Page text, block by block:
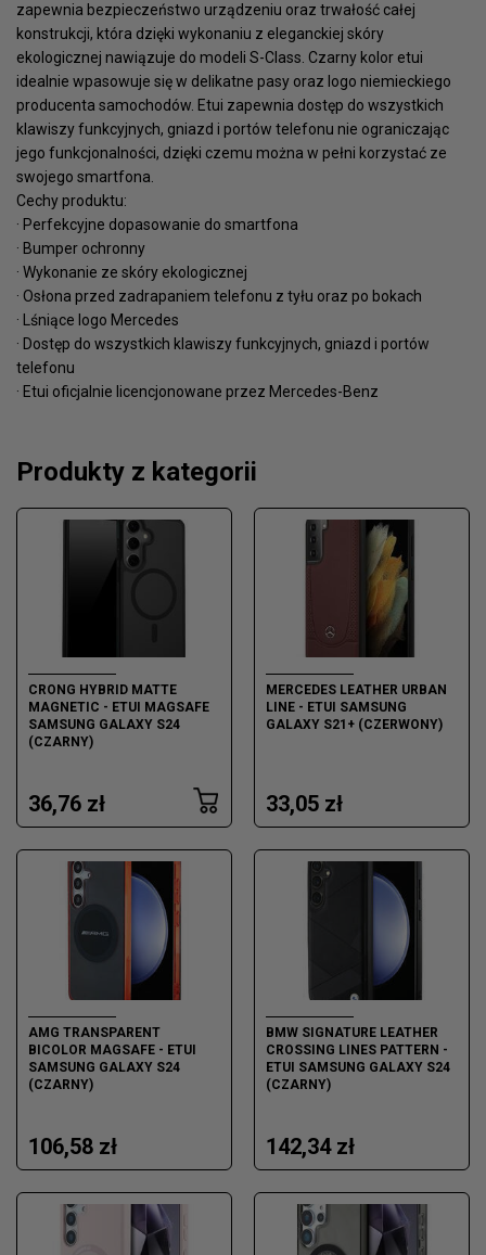
zapewnia bezpieczeństwo urządzeniu oraz trwałość całej
konstrukcji, która dzięki wykonaniu z eleganckiej skóry
ekologicznej nawiązuje do modeli S-Class. Czarny kolor etui
idealnie wpasowuje się w delikatne pasy oraz logo niemieckiego
producenta samochodów. Etui zapewnia dostęp do wszystkich
klawiszy funkcyjnych, gniazd i portów telefonu nie ograniczając
jego funkcjonalności, dzięki czemu można w pełni korzystać ze
swojego smartfona.
Cechy produktu:
· Perfekcyjne dopasowanie do smartfona
· Bumper ochronny
· Wykonanie ze skóry ekologicznej
· Osłona przed zadrapaniem telefonu z tyłu oraz po bokach
· Lśniące logo Mercedes
· Dostęp do wszystkich klawiszy funkcyjnych, gniazd i portów
telefonu
· Etui oficjalnie licencjonowane przez Mercedes-Benz
Produkty z kategorii
CRONG HYBRID MATTE
MAGNETIC - ETUI MAGSAFE
SAMSUNG GALAXY S24
(CZARNY)
36,76 zł
MERCEDES LEATHER URBAN
LINE - ETUI SAMSUNG
GALAXY S21+ (CZERWONY)
33,05 zł
AMG TRANSPARENT
BICOLOR MAGSAFE - ETUI
SAMSUNG GALAXY S24
(CZARNY)
106,58 zł
BMW SIGNATURE LEATHER
CROSSING LINES PATTERN -
ETUI SAMSUNG GALAXY S24
(CZARNY)
142,34 zł